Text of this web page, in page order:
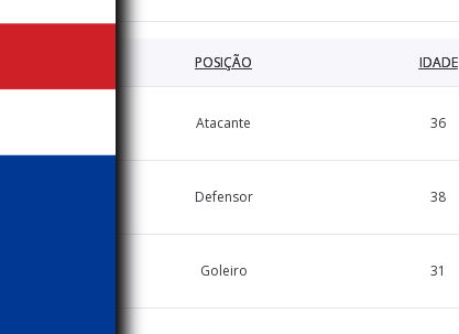
POSIÇÃO IDADE
Atacante 36
Defensor 38
Goleiro 31